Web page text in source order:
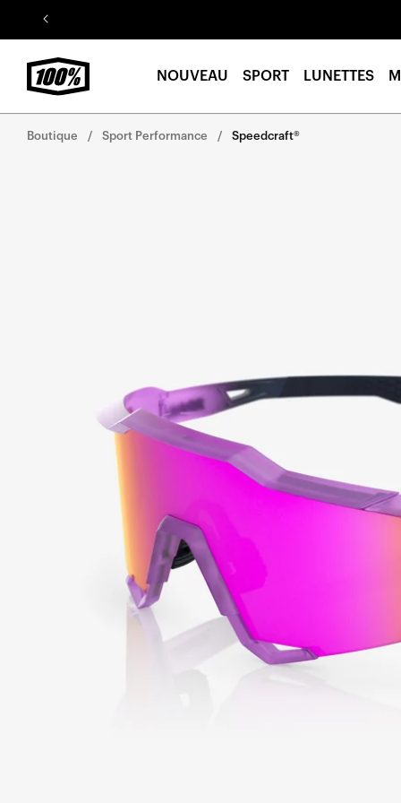
Aller au
contenu
NOUVEAU SPORT LUNETTES
Boutique Sport Performance Speedcraft®